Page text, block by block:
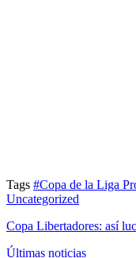
Tags #Copa de la Liga
Uncategorized
Copa Libertadores: así
Últimas noticias